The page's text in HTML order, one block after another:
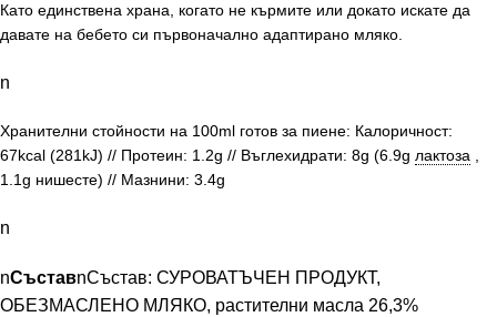
Като единствена храна, когато не кърмите или докато искате да
давате на бебето си първоначално адаптирано мляко.
n
Хранителни стойности на 100ml готов за пиене: Калоричност:
67kcal (281kJ) // Протеин: 1.2g // Въглехидрати: 8g (6.9g лактоза ,
1.1g нишесте) // Мазнини: 3.4g
n
nСъставnСъстав: СУРОВАТЪЧЕН ПРОДУКТ,
ОБЕЗМАСЛЕНО МЛЯКО, растителни масла 26,3%